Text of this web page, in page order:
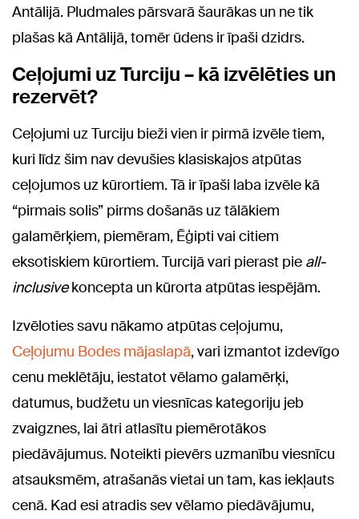
Antālijā. Pludmales pārsvarā šaurākas un ne tik
plašas kā Antālijā, tomēr ūdens ir īpaši dzidrs.
Ceļojumi uz Turciju – kā izvēlēties un
rezervēt?
Ceļojumi uz Turciju bieži vien ir pirmā izvēle tiem,
kuri līdz šim nav devušies klasiskajos atpūtas
ceļojumos uz kūrortiem. Tā ir īpaši laba izvēle kā
“pirmais solis” pirms došanās uz tālākiem
galamērķiem, piemēram, Ēģipti vai citiem
eksotiskiem kūrortiem. Turcijā vari pierast pie all-
inclusivekoncepta un kūrorta atpūtas iespējām.
Izvēloties savu nākamo atpūtas ceļojumu,
Ceļojumu Bodes mājaslapā, vari izmantot izdevīgo
cenu meklētāju, iestatot vēlamo galamērķi,
datumus, budžetu un viesnīcas kategoriju jeb
zvaigznes, lai ātri atlasītu piemērotākos
piedāvājumus. Noteikti pievērs uzmanību viesnīcu
atsauksmēm, atrašanās vietai un tam, kas iekļauts
cenā. Kad esi atradis sev vēlamo piedāvājumu,